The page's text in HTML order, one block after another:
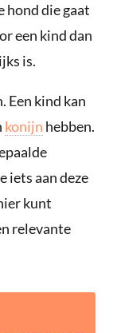
hond die gaat
een kind dan
is.
Een kind kan
konijn hebben.
iets aan deze
kunt
relevante